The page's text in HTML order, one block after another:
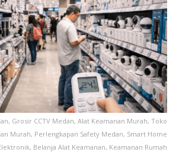
Grosir CCTV Medan, Alat Keamanan Murah, Toko
Murah, Perlengkapan Safety Medan, Smart Home
Belanja Alat Keamanan, Keamanan Rumah